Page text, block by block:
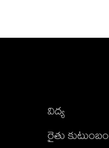
విద్య
రైతు కుటుంబం